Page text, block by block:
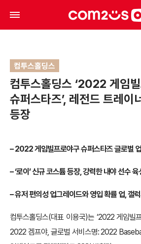
컴투스홀딩스
컴투스홀딩스 ‘2022 게임
슈퍼스타즈’, 레전드 트레이
등장
– 2022 게임빌프로야구 슈퍼스타즈 글로벌
– ‘로이’ 신규 코스튬 등장, 강력한 내야 선수
– 유저 편의성 업그레이드와 영입 확률 업, 갤
컴투스홀딩스(대표 이용국)는 ‘2022 게임빌
2022 겜프야, 글로벌 서비스명: 2022